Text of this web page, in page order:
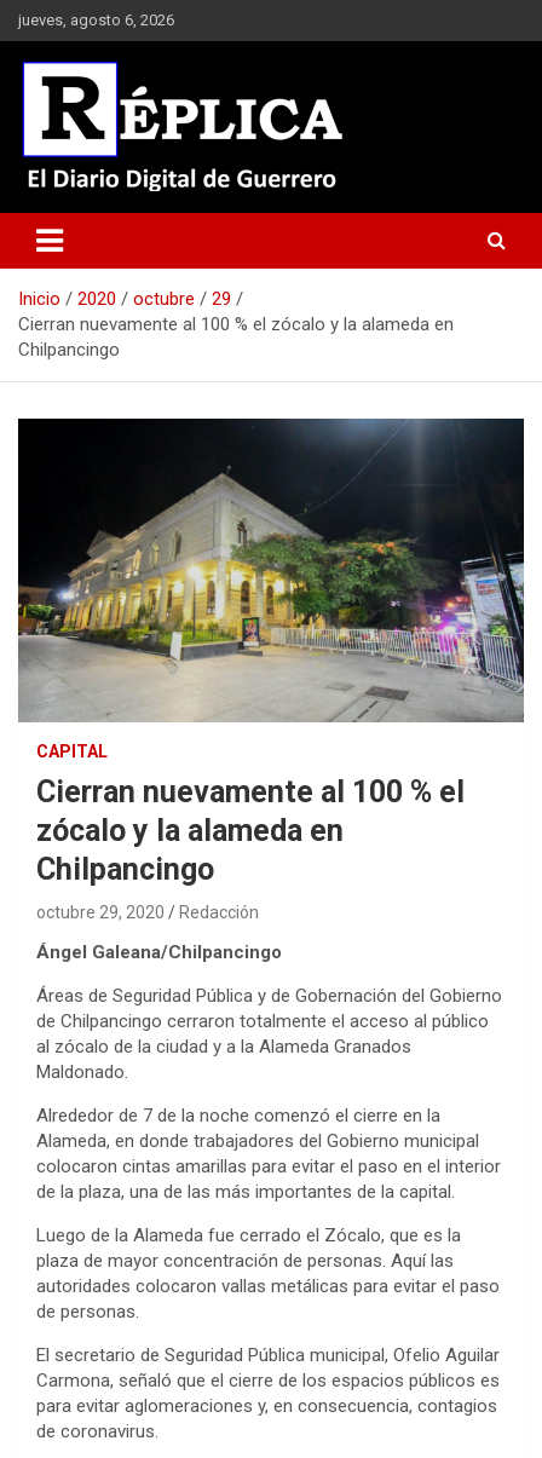
Saltar
al
contenido
jueves, agosto 6, 2026
Réplica
Inicio 2020 octubre
29
Cierran nuevamente al 100 % el zócalo y la alameda en
Chilpancingo
CAPITAL
Cierran nuevamente al 100 % el
zócalo y la alameda en
Chilpancingo
octubre 29, 2020 Redacción
Ángel Galeana/Chilpancingo
Áreas de Seguridad Pública y de Gobernación del Gobierno
de Chilpancingo cerraron totalmente el acceso al público
al zócalo de la ciudad y a la Alameda Granados
Maldonado.
Alrededor de 7 de la noche comenzó el cierre en la
Alameda, en donde trabajadores del Gobierno municipal
colocaron cintas amarillas para evitar el paso en el interior
de la plaza, una de las más importantes de la capital.
Luego de la Alameda fue cerrado el Zócalo, que es la
plaza de mayor concentración de personas. Aquí las
autoridades colocaron vallas metálicas para evitar el paso
de personas.
El secretario de Seguridad Pública municipal, Ofelio Aguilar
Carmona, señaló que el cierre de los espacios públicos es
para evitar aglomeraciones y, en consecuencia, contagios
de coronavirus.